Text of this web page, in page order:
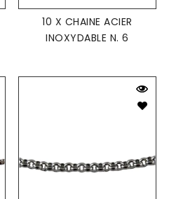
10 X CHAINE ACIER
INOXYDABLE N. 6